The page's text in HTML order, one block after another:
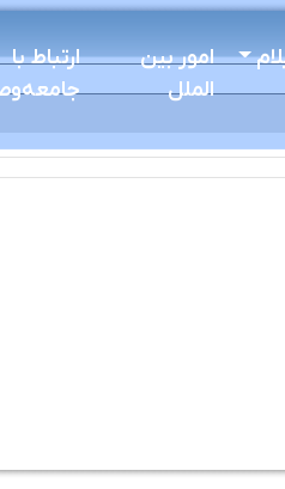
امور بين
الملل
ارتباط با